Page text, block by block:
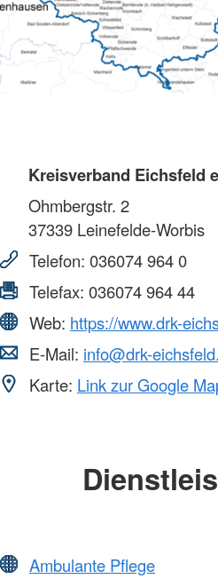
Kreisverband Eichsfeld
Ohmbergstr. 2
37339 Leinefelde-Worbis
Telefon: 036074 964 0
Telefax: 036074 964 44
Web: https://www.drk-
E-Mail: info@drk-
Karte: Link zur Google
Ambulante Pflege